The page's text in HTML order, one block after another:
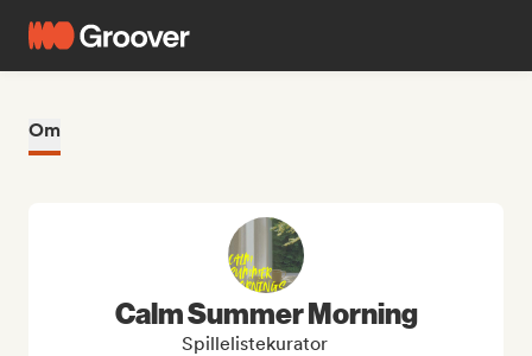
Om
Calm Summer Morning
Spillelistekurator